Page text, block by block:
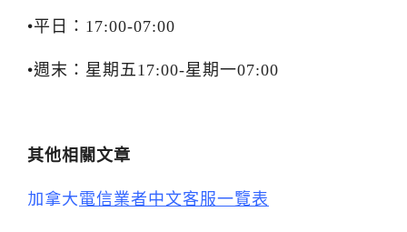
•平日：17:00-07:00
•週末 ：星期五17:00-星期一07:00
其他相關文章
加拿大電信業者中文客服一覽表